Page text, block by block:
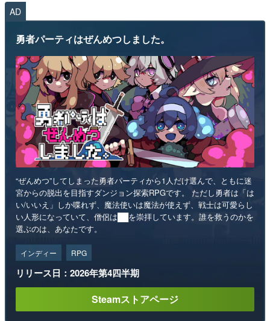
AD
勇者パーティはぜんめつしました。
“ぜんめつ”してしまった勇者パーティから1人だけ選んで、ともに迷
宮からの脱出を目指すダンジョン探索RPGです。 ただし勇者は「は
い/いいえ」しか喋れず、魔法使いは魔法が使えず、戦士は可愛らし
い人形になっていて、僧侶は██を崇拝しています。誰を救うのかを
選ぶのは、あなたです。
インディー RPG
リリース日：2026年第4四半期
Steamストアページ